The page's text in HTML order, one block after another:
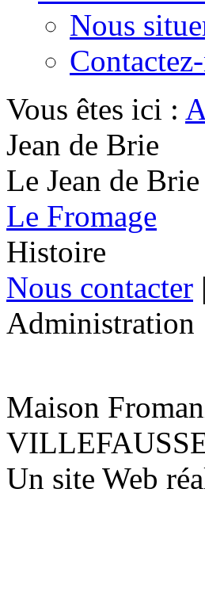
Nous
Vous êtes ici :
Jean de Brie
Le Jean de Brie
Le Fromage
Histoire
Nous contacter |
Administration
Maison
Un site Web